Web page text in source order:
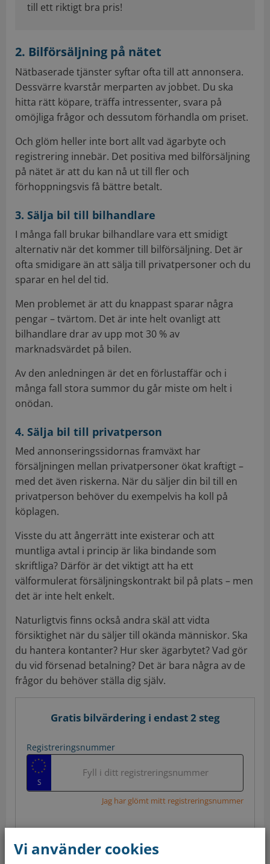
till ett riktigt bra pris!
2. Bilförsäljning på nätet
Nätbaserade tjänster syftar ofta till att annonsera.
Dessvärre kvarstår merparten av jobbet. Du ska
hitta rätt köpare, träffa intressenter, svara på
omöjliga frågor och dessutom förhandla om priset.
Och glöm heller inte bort allt vad ägarbyte och
registrering innebär. Det positiva med bilförsäljning
på nätet är att du kan nå ut till fler och
förhoppningsvis få bättre betalt.
3. Sälja bil till bilhandlare
I många fall brukar bilhandlare vara ett smidigt
alternativ när det kommer till bilförsäljning. Det är
ofta smidigare än att sälja till privatpersoner och du
sparar en hel del tid.
Men problemet är att du knappast sparar några
pengar – tvärtom. Det är inte helt ovanligt att
bilhandlare drar av upp mot 30 % av
marknadsvärdet på bilen.
Av den anledningen är det en förlustaffär och i
många fall stora summor du går miste om helt i
onödan.
4. Sälja bil till privatperson
Med annonseringssidornas framväxt har
försäljningen mellan privatpersoner ökat kraftigt –
med det även riskerna. När du säljer din bil till en
privatperson behöver du exempelvis ha koll på
köplagen.
Visste du att ångerrätt inte existerar och att
muntliga avtal i princip är lika bindande som
skriftliga? Därför är det viktigt att ha ett
välformulerat försäljningskontrakt bil på plats – men
det är inte helt enkelt.
Naturligtvis finns också andra skäl att vidta
försiktighet när du säljer till okända människor. Ska
du hantera kontanter? Hur sker ägarbytet? Vad gör
du vid försenad betalning? Det är bara några av de
frågor du behöver ställa dig själv.
Gratis bilvärdering i endast 2 steg
Registreringsnummer
Fyll i ditt registreringsnummer
Jag har glömt mitt registreringsnummer
Värdera gratis nu
Vi använder cookies